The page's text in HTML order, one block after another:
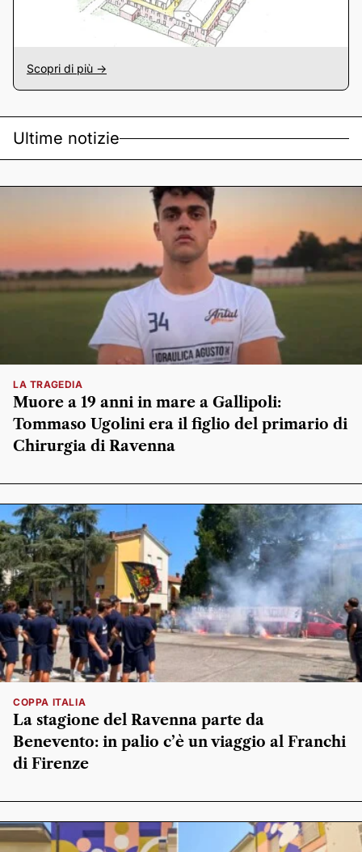
Scopri di più ->
Ultime notizie
LA TRAGEDIA
Muore a 19 anni in mare a Gallipoli:
Tommaso Ugolini era il figlio del primario di
Chirurgia di Ravenna
COPPA ITALIA
La stagione del Ravenna parte da
Benevento: in palio c’è un viaggio al Franchi
di Firenze